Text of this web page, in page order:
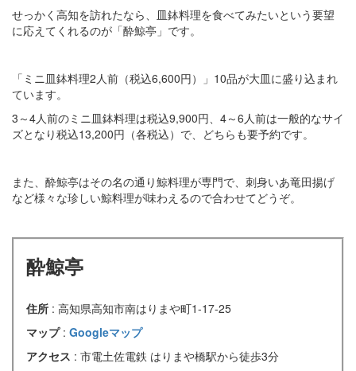
せっかく高知を訪れたなら、皿鉢料理を食べてみたいという要望
に応えてくれるのが「酔鯨亭」です。
「ミニ皿鉢料理2人前（税込6,600円）」10品が大皿に盛り込まれ
ています。
3～4人前のミニ皿鉢料理は税込9,900円、4～6人前は一般的なサイ
ズとなり税込13,200円（各税込）で、どちらも要予約です。
また、酔鯨亭はその名の通り鯨料理が専門で、刺身いあ竜田揚げ
など様々な珍しい鯨料理が味わえるので合わせてどうぞ。
酔鯨亭
住所 : 高知県高知市南はりまや町1-17-25
マップ : Googleマップ
アクセス : 市電土佐電鉄 はりまや橋駅から徒歩3分